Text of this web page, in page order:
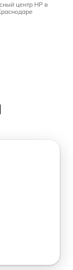
центр HP в